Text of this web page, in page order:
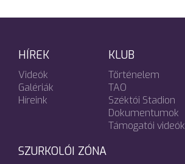
HÍREK
Videók
Galériák
Híreink
KLUB
Történelem
TAO
Széktói Stadion
Dokumentumok
Támogatói videók
SZURKOLÓI ZÓNA